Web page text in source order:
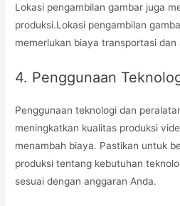
Lokasi pengambilan gambar juga
produksi.Lokasi pengambilan
memerlukan biaya transportasi
4. Penggunaan
Penggunaan teknologi dan
meningkatkan kualitas produksi
menambah biaya. Pastikan untuk
produksi tentang kebutuhan
sesuai dengan anggaran Anda.